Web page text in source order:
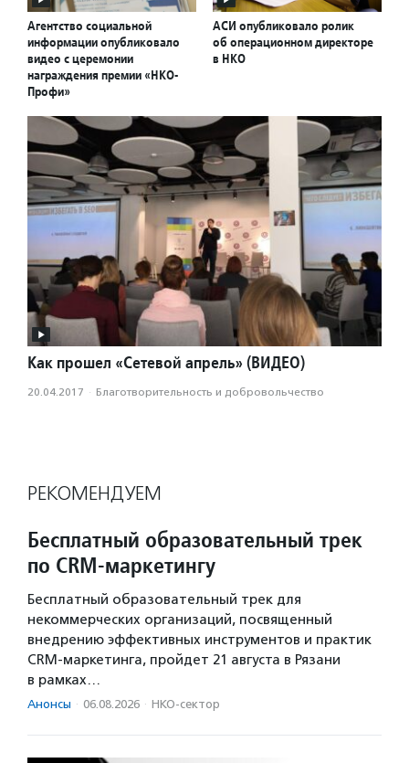
Агентство социальной
информации опубликовало
видео с церемонии
награждения премии «НКО-
Профи»
АСИ опубликовало ролик
об операционном директоре
в НКО
Как прошел «Сетевой апрель» (ВИДЕО)
20.04.2017 · Благотвори­тель­ность и доброволь­чест­во
РЕКОМЕНДУЕМ
Бесплатный образовательный трек
по CRM-маркетингу
Бесплатный образовательный трек для
некоммерческих организаций, посвященный
внедрению эффективных инструментов и практик
CRM-маркетинга, пройдет 21 августа в Рязани
в рамках…
Анонсы · 06.08.2026 · НКО-сектор